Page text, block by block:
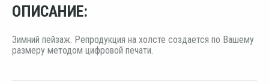
ОПИСАНИЕ:
Зимний пейзаж. Репродукция на холсте создается по Вашему
размеру методом цифровой печати.